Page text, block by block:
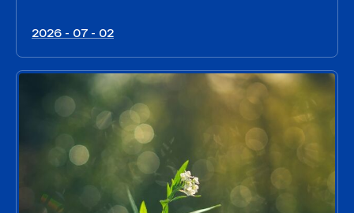
2026 - 07 - 02